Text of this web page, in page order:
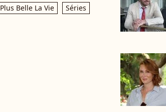
Plus Belle La Vie Séries